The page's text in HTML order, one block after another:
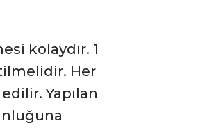
kolaydır. 1
Her
Yapılan